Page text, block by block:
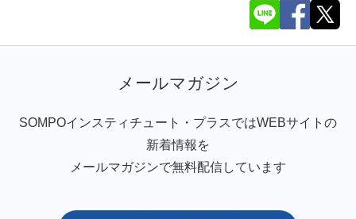
メールマガジン
SOMPOインスティチュート・プラスではWEBサイトの
新着情報を
メールマガジンで無料配信しています